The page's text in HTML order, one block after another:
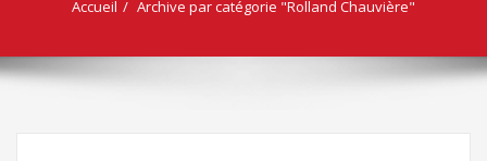
Accueil Archive par catégorie "Rolland Chauvière"